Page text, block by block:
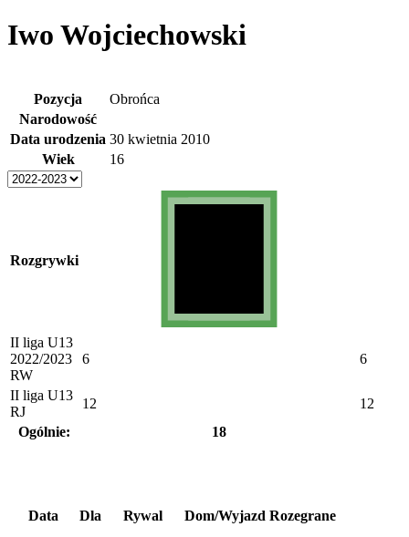
Iwo Wojciechowski
Pozycja
Obrońca
Narodowość
Data urodzenia 30 kwietnia 2010
Wiek
16
Rozgrywki
II liga U13
2022/2023
RW
6 6
II liga U13
RJ
12
12
Ogólnie:
18
Data Dla Rywal Dom/Wyjazd Rozegrane